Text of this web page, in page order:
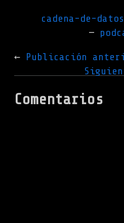
cadena-de-datos
Publicación
Comentarios